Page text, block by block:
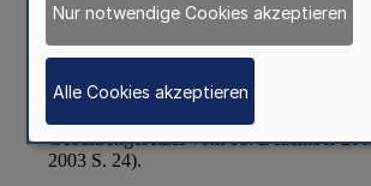
Nur notwendige Cookies akzeptieren
Alle Cookies akzeptieren